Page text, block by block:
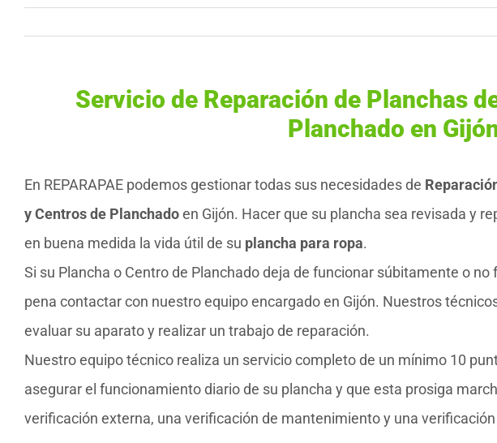
Servicio de Reparación de Planchas
Planchado en
En REPARAPAE podemos gestionar todas sus necesidades de
y Centros de Planchadoen Gijón. Hacer que su plancha sea revisada y
en buena medida la vida útil de su plancha para ropa.
Si su Plancha o Centro de Planchado deja de funcionar súbitamente o
pena contactar con nuestro equipo encargado en Gijón. Nuestros
evaluar su aparato y realizar un trabajo de reparación.
Nuestro equipo técnico realiza un servicio completo de un mínimo 10
asegurar el funcionamiento diario de su plancha y que esta prosiga
verificación externa, una verificación de mantenimiento y una